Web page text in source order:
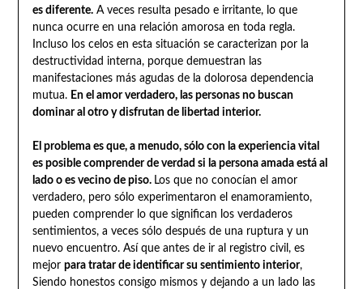
es diferente.A veces resulta pesado e irritante, lo que
nunca ocurre en una relación amorosa en toda regla.
Incluso los celos en esta situación se caracterizan por la
destructividad interna, porque demuestran las
manifestaciones más agudas de la dolorosa dependencia
mutua. En el amor verdadero, las personas no buscan
dominar al otro y disfrutan de libertad interior.
El problema es que, a menudo, sólo con la experiencia vital
es posible comprender de verdad si la persona amada está al
lado o es vecino de piso. Los que no conocían el amor
verdadero, pero sólo experimentaron el enamoramiento,
pueden comprender lo que significan los verdaderos
sentimientos, a veces sólo después de una ruptura y un
nuevo encuentro. Así que antes de ir al registro civil, es
mejor para tratar de identificar su sentimiento interior,
Siendo honestos consigo mismos y dejando a un lado las